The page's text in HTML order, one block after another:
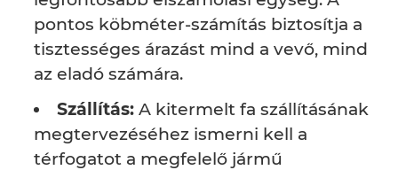
pontos köbméter-számítás biztosítja a
tisztességes árazást mind a vevő, mind
az eladó számára.
Szállítás: A kitermelt fa szállításának
megtervezéséhez ismerni kell a
térfogatot a megfelelő jármű